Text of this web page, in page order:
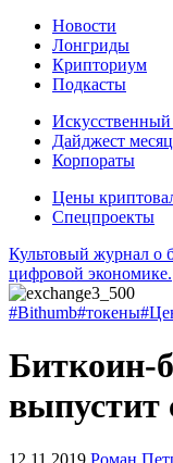
Новости
Лонгриды
Крипториум
Подкасты
Искусственный
Дайджест
Корпораты
Цены
Спецпроекты
Культовый журнал о
цифровой экономике.
#Bithumb#токены
Биткоин-
выпустит
12.11.2019 Роман